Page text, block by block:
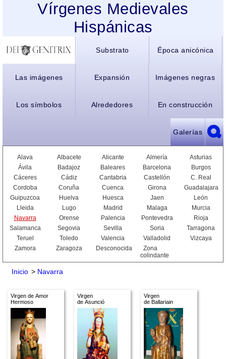
Vírgenes Medievales
Hispánicas
Substrato Época anicónica
Las imágenes Expansión Imágenes negras
Los símbolos Alrededores En construcción
Galerías
Alava Albacete Alicante Almería
Asturias
Ávila
Badajoz Baleares Barcelona
Burgos
Cáceres
Cádiz Cantabria Castellón
C. Real
Cordoba
Coruña Cuenca Girona
Guadalajara
Guipuzcoa
Huelva Huesca Jaen
León
Lleida
Lugo Madrid Malaga
Murcia
Navarra
Orense Palencia Pontevedra
Rioja
Salamanca
Segovia Sevilla Soria
Tarragona
Teruel
Toledo Valencia Valladolid
Vizcaya
Zamora
Zaragoza Desconocida
Zona
colindante
Inicio > Navarra
Virgen de Amor
Hermoso
Virgen
de Asunció
Virgen
de Ballariain